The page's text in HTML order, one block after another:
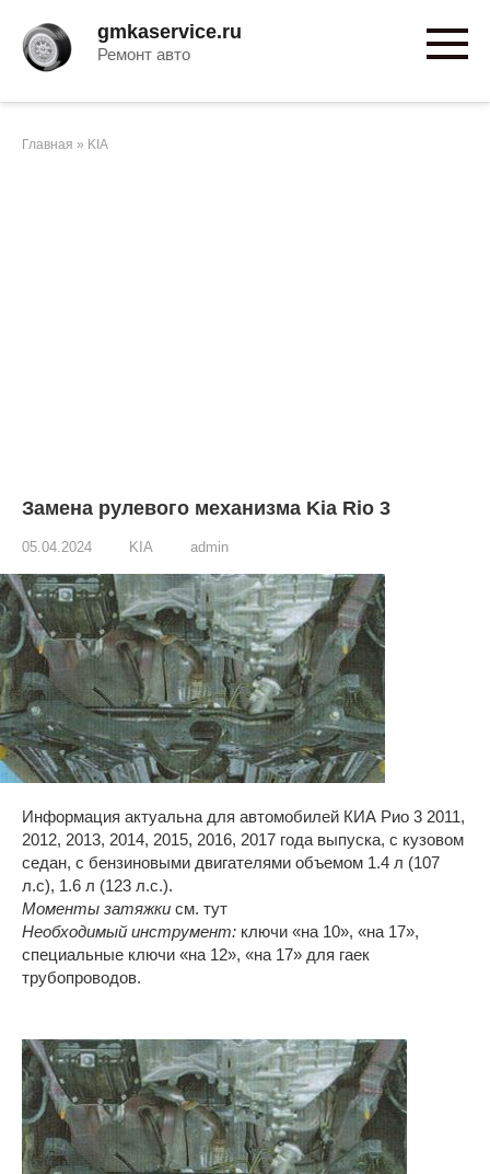
контенту
gmkaservice.ru
Ремонт авто
Главная » KIA
Замена рулевого механизма Kia Rio 3
05.04.2024 KIA admin
Информация актуальна для автомобилей КИА Рио 3 2011,
2012, 2013, 2014, 2015, 2016, 2017 года выпуска, с кузовом
седан, с бензиновыми двигателями объемом 1.4 л (107
л.с), 1.6 л (123 л.с.).
Моменты затяжки см. тут
Необходимый инструмент: ключи «на 10», «на 17»,
специальные ключи «на 12», «на 17» для гаек
трубопроводов.